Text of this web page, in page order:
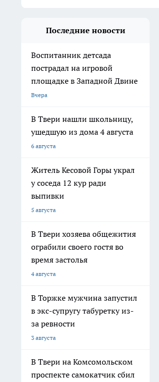
Последние новости
Воспитанник детсада
пострадал на игровой
площадке в Западной Двине
Вчера
В Твери нашли школьницу,
ушедшую из дома 4 августа
6 августа
Житель Кесовой Горы украл
у соседа 12 кур ради
выпивки
5 августа
В Твери хозяева общежития
ограбили своего гостя во
время застолья
4 августа
В Торжке мужчина запустил
в экс-супругу табуретку из-
за ревности
3 августа
В Твери на Комсомольском
проспекте самокатчик сбил